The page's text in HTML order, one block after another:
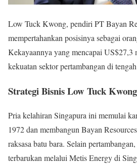
Low Tuck Kwong, pendiri PT Bayan
mempertahankan posisinya sebagai
Kekayaannya yang mencapai US$27,3
kekuatan sektor pertambangan di
Strategi Bisnis Low Tuck Kwong
Pria kelahiran Singapura ini memulai
1972 dan membangun Bayan
raksasa batu bara. Selain
terbarukan melalui Metis Energy di